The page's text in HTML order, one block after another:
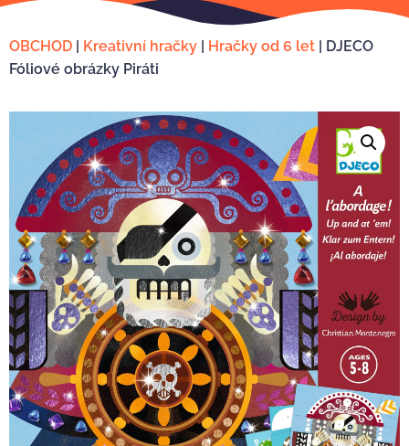
OBCHOD | Kreativní hračky | Hračky od 6 let | DJECO
Fóliové obrázky Piráti